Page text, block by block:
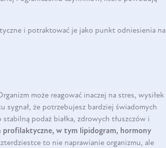
i potraktować je jako punkt odniesienia na
może reagować inaczej na stres, wysiłek
sygnał, że potrzebujesz bardziej świadomych
podaż białka, zdrowych tłuszczów i
profilaktyczne, w tym lipidogram, hormony
to nie naprawianie organizmu, ale